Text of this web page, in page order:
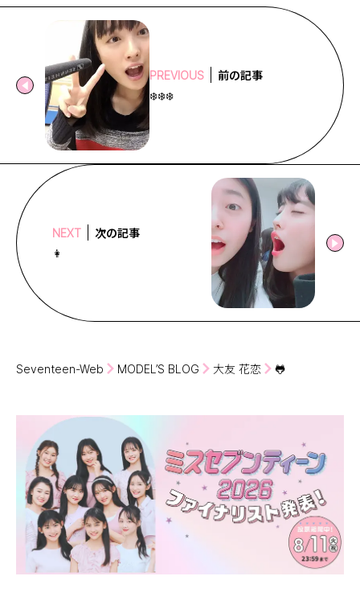
PREVIOUS 前の記事
❄️️❄️️❄️️
NEXT 次の記事
👩
Seventeen-Web MODEL’S BLOG 大友 花恋 🐸